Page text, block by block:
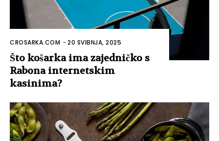
CROSARKA.COM -20 SVIBNJA, 2025
Što košarka ima zajedničko s
Rabona internetskim
kasinima?